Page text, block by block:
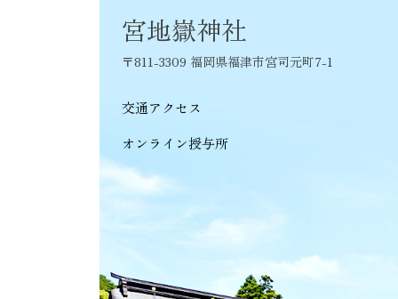
シ
ョ
ン
宮地嶽神社
〒811-3309 福岡県福津市宮司元町7-1
交通アクセス
オンライン授与所